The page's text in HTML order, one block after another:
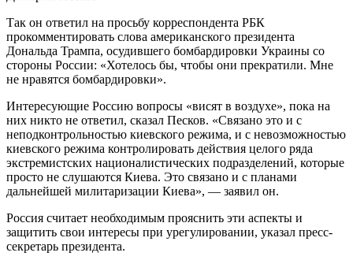
Так он ответил на просьбу корреспондента РБК
прокомментировать слова американского президента
Дональда Трампа, осудившего бомбардировки Украины со
стороны России: «Хотелось бы, чтобы они прекратили. Мне
не нравятся бомбардировки».
Интересующие Россию вопросы «висят в воздухе», пока на
них никто не ответил, сказал Песков. «Связано это и с
неподконтрольностью киевского режима, и с невозможностью
киевского режима контролировать действия целого ряда
экстремистских националистических подразделений, которые
просто не слушаются Киева. Это связано и с планами
дальнейшей милитаризации Киева», — заявил он.
Россия считает необходимым прояснить эти аспекты и
защитить свои интересы при урегулировании, указал пресс-
секретарь президента.